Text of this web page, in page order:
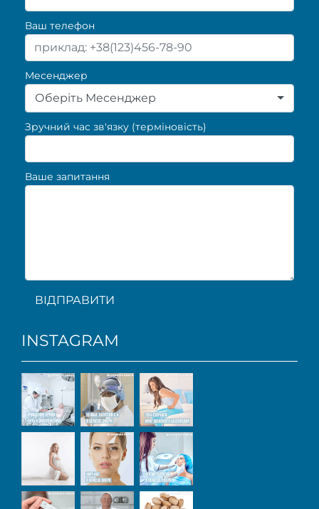
Ваш телефон
Месенджер
Оберіть Месенджер
Зручний час зв'язку (терміновість)
Ваше запитання
ВІДПРАВИТИ
INSTAGRAM